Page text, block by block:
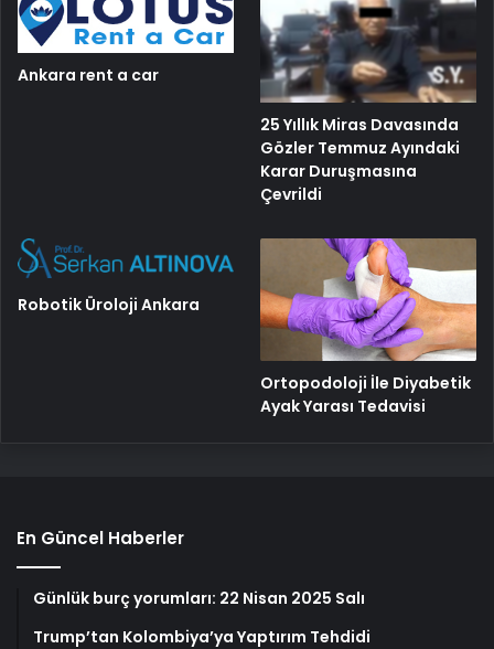
Ankara rent a car
25 Yıllık Miras Davasında
Gözler Temmuz Ayındaki
Karar Duruşmasına
Çevrildi
Robotik Üroloji Ankara
Ortopodoloji İle Diyabetik
Ayak Yarası Tedavisi
En Güncel Haberler
Günlük burç yorumları: 22 Nisan 2025 Salı
Trump’tan Kolombiya’ya Yaptırım Tehdidi